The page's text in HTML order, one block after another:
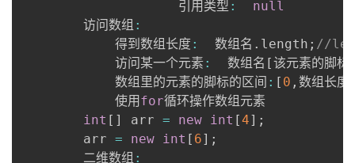
      				引用类型
:
null
      	访问数组
:
      		得到数组长度
:
  数组名
. length ; //
      		访问某一个元素
:
  数组名
[该元素的脚标
      		数组里的元素的脚标的区间
: [ 0 , 数组长度
      		使用
for循环操作数组元素
int [ ] arr = new int [4] ;
      	arr
= new int [ 6] ;
      	二维数组
: